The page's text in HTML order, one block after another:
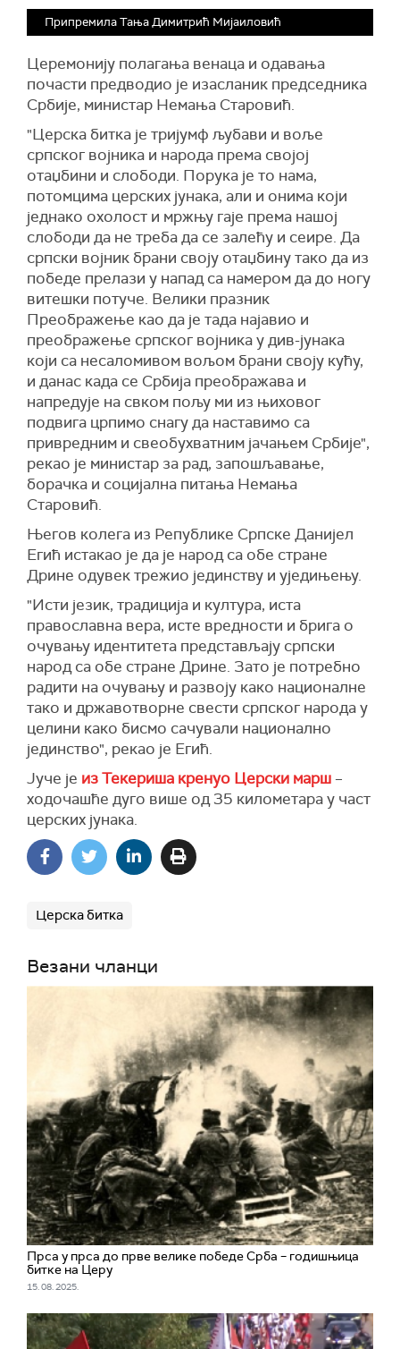
Припремила Тања Димитрић Мијаиловић
Церемонију полагања венаца и одавања
почасти предводио је изасланик председника
Србије, министар Немања Старовић.
"Церска битка је тријумф љубави и воље
српског војника и народа према својој
отаџбини и слободи. Порука је то нама,
потомцима церских јунака, али и онима који
једнако охолост и мржњу гаје према нашој
слободи да не треба да се залећу и сеире. Да
српски војник брани своју отаџбину тако да из
победе прелази у напад са намером да до ногу
витешки потуче. Велики празник
Преображење као да је тада најавио и
преображење српског војника у див-јунака
који са несаломивом вољом брани своју кућу,
и данас када се Србија преображава и
напредује на свком пољу ми из њиховог
подвига црпимо снагу да наставимо са
привредним и свеобухватним јачањем Србије",
рекао је министар за рад, запошљавање,
борачка и социјална питања Немања
Старовић.
Његов колега из Републике Српске Данијел
Егић истакао је да је народ са обе стране
Дрине одувек трежио јединству и уједињењу.
"Исти језик, традиција и култура, иста
православна вера, исте вредности и брига о
очувању идентитета представљају српски
народ са обе стране Дрине. Зато је потребно
радити на очувању и развоју како националне
тако и државотворне свести српског народа у
целини како бисмо сачували национално
јединство", рекао је Егић.
Јуче је из Текериша кренуо Церски марш –
ходочашће дуго више од 35 километара у част
церских јунака.
Церска битка
Везани чланци
Прса у прса до прве велике победе Срба – годишњица
битке на Церу
15. 08. 2025.